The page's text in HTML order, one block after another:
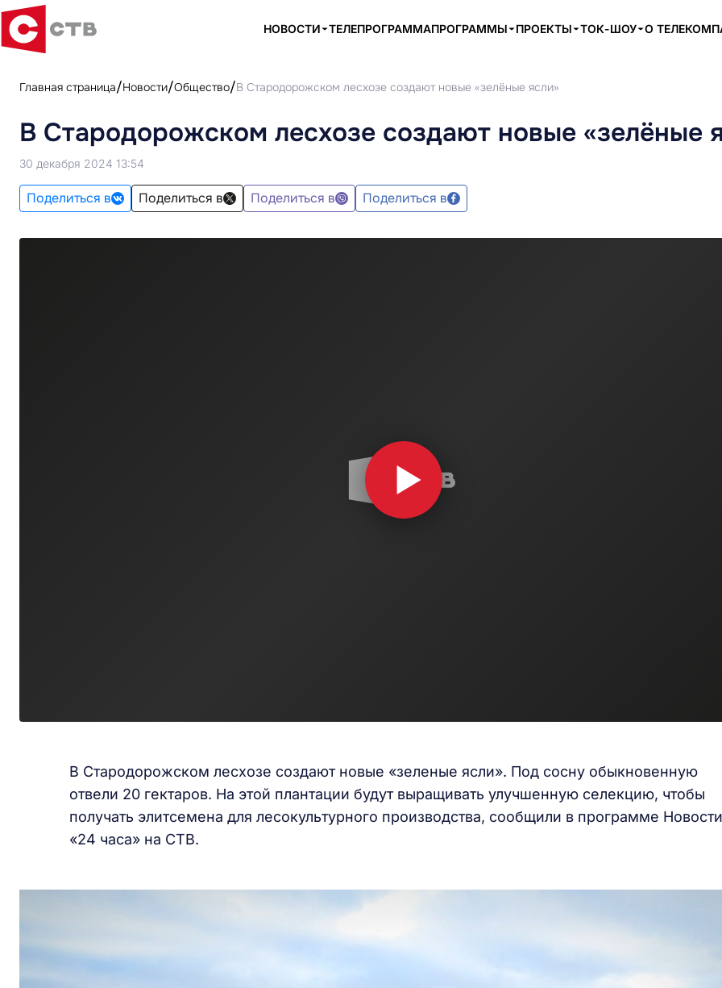
НОВОСТИ ТЕЛЕПРОГРАММАПРОГРАММЫ ПРОЕКТЫ ТОК-ШОУ О
Главная страница Новости Общество В Стародорожском лесхозе создают новые «зелёные ясли»
В Стародорожском лесхозе создают новые «зелёные
30 декабря 2024 13:54
Поделиться в Поделиться в Поделиться в Поделиться в
В Стародорожском лесхозе создают новые «зеленые ясли». Под сосну обыкновенную
отвели 20 гектаров. На этой плантации будут выращивать улучшенную селекцию, чтобы
получать элитсемена для лесокультурного производства, сообщили в программе Новости
«24 часа» на СТВ.